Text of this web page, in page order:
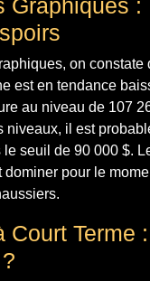
Graphiques :
on constate
est en tendance
au niveau de 107
niveaux, il est
seuil de 90 000 $.
dominer pour le
Court Terme